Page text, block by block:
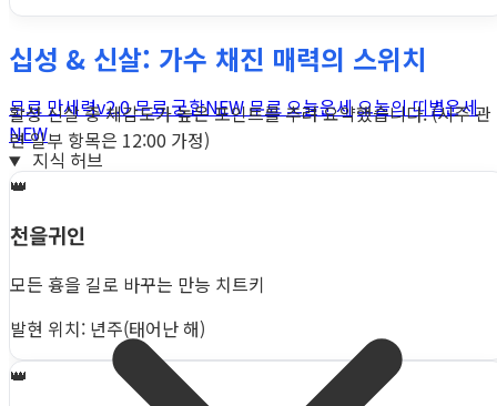
무료 만세력v2.0무료 궁합NEW 무료 오늘운세오늘의 띠별운세
NEW
지식 허브
십성 & 신살: 가수 채진 매력의 스위치
활성 신살 중 체감도가 높은 포인트를 추려 요약했습니다. (시주 관
련 일부 항목은 12:00 가정)
👑
천을귀인
모든 흉을 길로 바꾸는 만능 치트키
발현 위치: 년주(태어난 해)
👑